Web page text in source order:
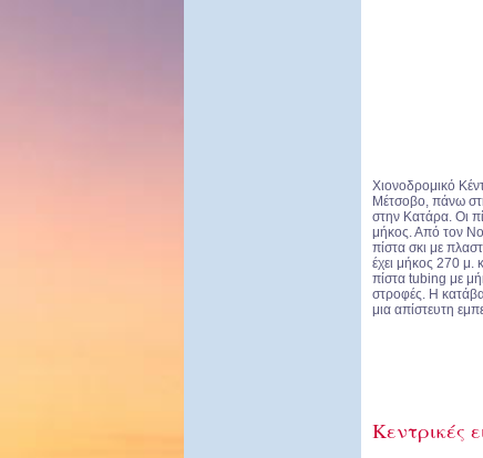
Χιονοδρομικό
Μέτσοβο, πάνω
στην Κατάρα. Οι
μήκος. Από τον
πίστα σκι με
έχει μήκος 270 μ.
πίστα tubing με
στροφές. Η
μια απίστευτη
Κεντρικές